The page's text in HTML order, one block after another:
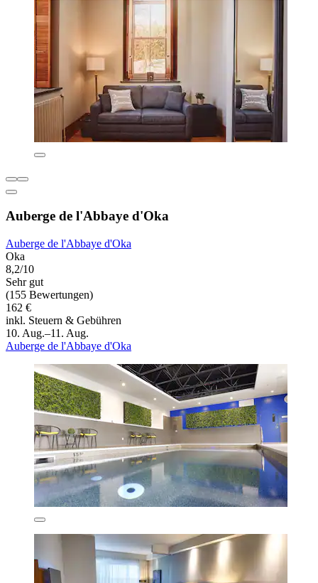
Auberge de l'Abbaye d'Oka
Auberge de l'Abbaye d'Oka
Oka
8,2/10
Sehr gut
(155 Bewertungen)
162 €
inkl. Steuern & Gebühren
10. Aug.–11. Aug.
Auberge de l'Abbaye d'Oka